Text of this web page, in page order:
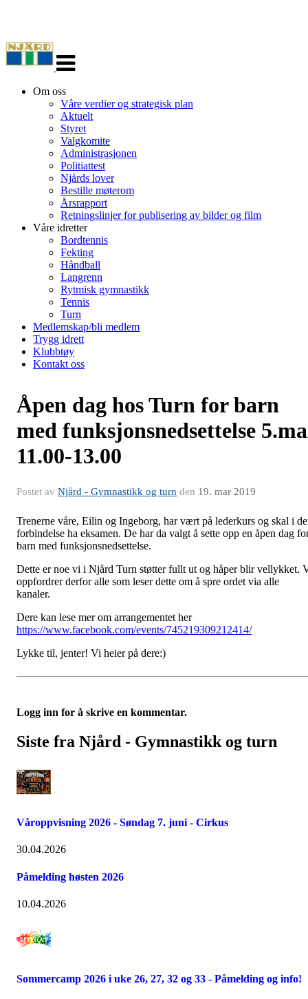
navigasjon
Om oss
Våre verdier og strategisk plan
Aktuelt
Styret
Valgkomite
Administrasjonen
Politiattest
Njårds lover
Bestille møterom
Årsrapport
Retningslinjer for publisering av bilder og film
Våre idretter
Bordtennis
Fekting
Håndball
Langrenn
Rytmisk gymnastikk
Tennis
Turn
Medlemskap/bli medlem
Trygg idrett
Klubbtøy
Kontakt oss
Åpen dag hos Turn for barn
med funksjonsnedsettelse
11.00-13.00
Postet av Njård - Gymnastikk og turn den 19. mar 2019
Trenerne våre, Eilin og Ingeborg, har vært på lederkurs og skal i
forbindelse ha eksamen. De har da valgt å sette opp en åpen dag
barn med funksjonsnedsettelse.
Dette er noe vi i Njård Turn støtter fullt ut og håper blir vellykket.
oppfordrer derfor alle som leser dette om å spre ordet via alle
kanaler.
Dere kan lese mer om arrangementet her
https://www.facebook.com/events/745219309212414/
Lykke til, jenter! Vi heier på dere:)
Logg inn for å skrive en kommentar.
Siste fra Njård - Gymnastikk og turn
Våroppvisning 2026 - Søndag 7. juni - Cirkus
30.04.2026
Påmelding høsten 2026
10.04.2026
Sommercamp 2026 i uke 26, 27, 32 og 33 - Påmelding og info!